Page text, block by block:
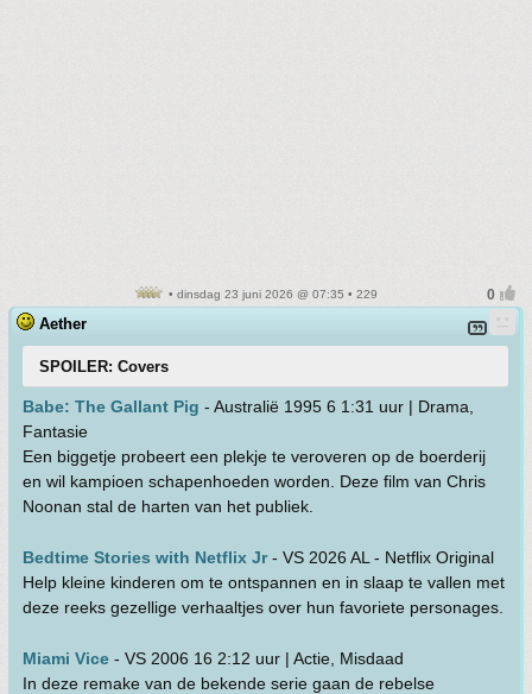
• dinsdag 23 juni 2026 @ 07:35 • 229
Aether
SPOILER: Covers
Babe: The Gallant Pig - Australië 1995 6 1:31 uur | Drama,
Fantasie
Een biggetje probeert een plekje te veroveren op de boerderij
en wil kampioen schapenhoeden worden. Deze film van Chris
Noonan stal de harten van het publiek.
Bedtime Stories with Netflix Jr- VS 2026 AL - Netflix Original
Help kleine kinderen om te ontspannen en in slaap te vallen met
deze reeks gezellige verhaaltjes over hun favoriete personages.
Miami Vice - VS 2006 16 2:12 uur | Actie, Misdaad
In deze remake van de bekende serie gaan de rebelse